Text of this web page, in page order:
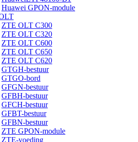
Huawei GPON-module
ZTE OLT C300
ZTE OLT C320
ZTE OLT C600
ZTE OLT C650
ZTE OLT C620
GTGH-bestuur
GTGO-bord
GFGN-bestuur
GFBH-bestuur
GFCH-bestuur
GFBT-bestuur
GFBN-bestuur
ZTE GPON-module
ZTE-voeding